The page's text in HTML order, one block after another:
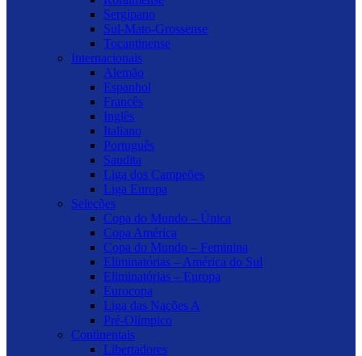
Sergipano
Sul-Mato-Grossense
Tocantinense
Internacionais
Alemão
Espanhol
Francês
Inglês
Italiano
Português
Saudita
Liga dos Campeões
Liga Europa
Seleções
Copa do Mundo – Única
Copa América
Copa do Mundo – Feminina
Eliminatórias – América do Sul
Eliminatórias – Europa
Eurocopa
Liga das Nações A
Pré-Olímpico
Continentais
Libertadores